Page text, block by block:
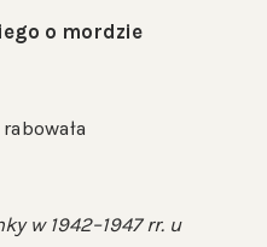
o mordzie
w 1942–1947 rr. u